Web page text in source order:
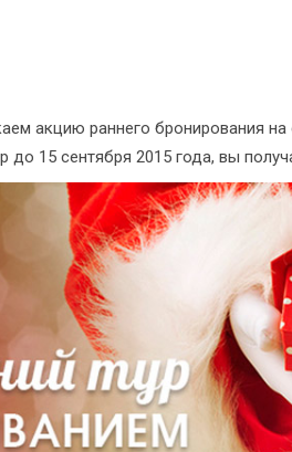
акцию раннего бронирования
15 сентября 2015 года, вы